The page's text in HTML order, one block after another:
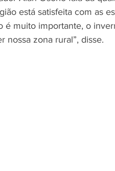
está satisfeita com as
é muito importante, o
nossa zona rural”, disse.